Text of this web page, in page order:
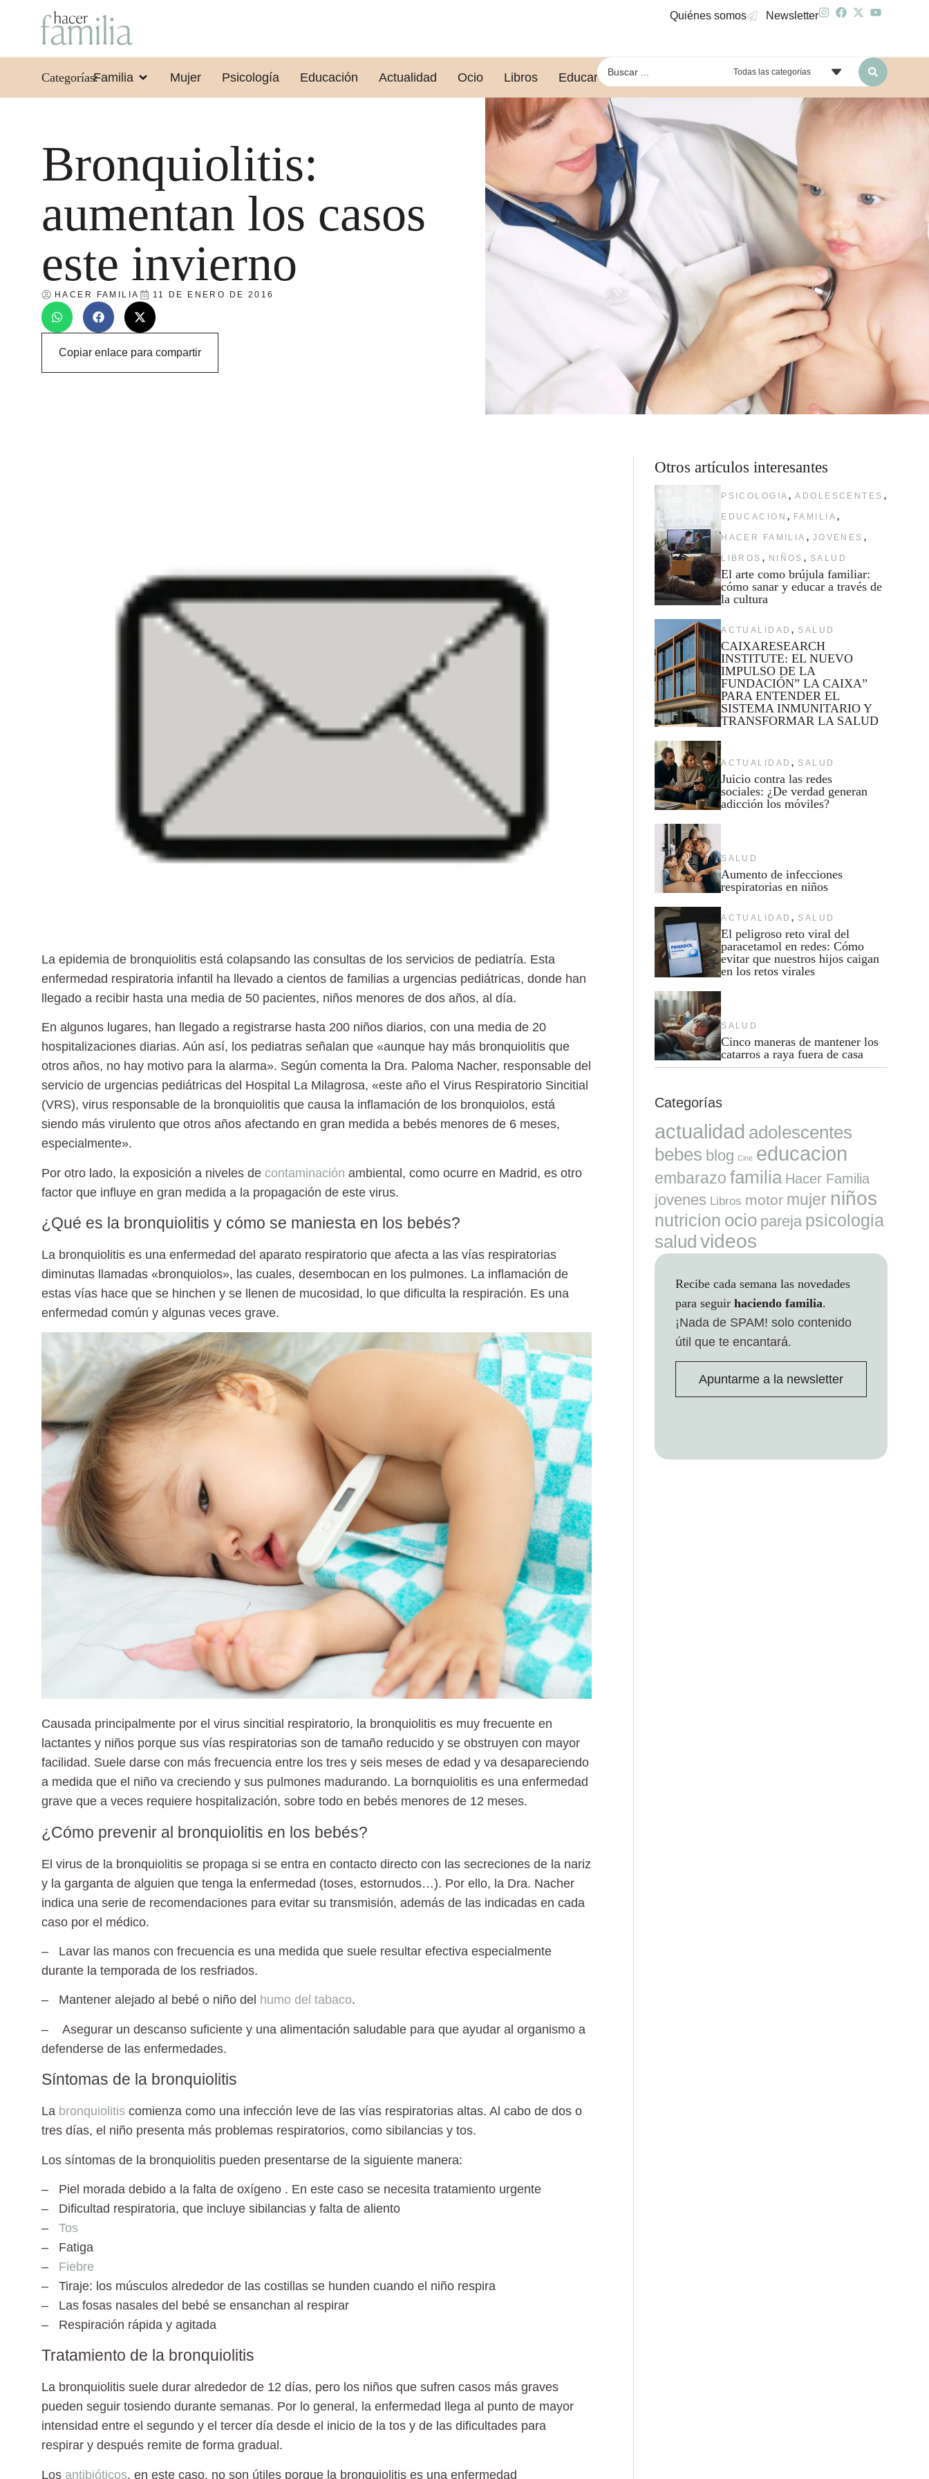
Quiénes somos Newsletter
Categorías:Familia Mujer Psicología Educación Actualidad Ocio Libros Educar leyendo Todas las categorías
Bronquiolitis:
aumentan los casos
este invierno
HACER FAMILIA 11 DE ENERO DE 2016
Copiar enlace para compartir
La epidemia de bronquiolitis está colapsando las consultas de los servicios de pediatría. Esta
enfermedad respiratoria infantil ha llevado a cientos de familias a urgencias pediátricas, donde han
llegado a recibir hasta una media de 50 pacientes, niños menores de dos años, al día.
En algunos lugares, han llegado a registrarse hasta 200 niños diarios, con una media de 20
hospitalizaciones diarias. Aún así, los pediatras señalan que «aunque hay más bronquiolitis que
otros años, no hay motivo para la alarma». Según comenta la Dra. Paloma Nacher, responsable del
servicio de urgencias pediátricas del Hospital La Milagrosa, «este año el Virus Respiratorio Sincitial
(VRS), virus responsable de la bronquiolitis que causa la inflamación de los bronquiolos, está
siendo más virulento que otros años afectando en gran medida a bebés menores de 6 meses,
especialmente».
Por otro lado, la exposición a niveles de contaminación ambiental, como ocurre en Madrid, es otro
factor que influye en gran medida a la propagación de este virus.
¿Qué es la bronquiolitis y cómo se maniesta en los bebés?
La bronquiolitis es una enfermedad del aparato respiratorio que afecta a las vías respiratorias
diminutas llamadas «bronquiolos», las cuales, desembocan en los pulmones. La inflamación de
estas vías hace que se hinchen y se llenen de mucosidad, lo que dificulta la respiración. Es una
enfermedad común y algunas veces grave.
Causada principalmente por el virus sincitial respiratorio, la bronquiolitis es muy frecuente en
lactantes y niños porque sus vías respiratorias son de tamaño reducido y se obstruyen con mayor
facilidad. Suele darse con más frecuencia entre los tres y seis meses de edad y va desapareciendo
a medida que el niño va creciendo y sus pulmones madurando. La bornquiolitis es una enfermedad
grave que a veces requiere hospitalización, sobre todo en bebés menores de 12 meses.
¿Cómo prevenir al bronquiolitis en los bebés?
El virus de la bronquiolitis se propaga si se entra en contacto directo con las secreciones de la nariz
y la garganta de alguien que tenga la enfermedad (toses, estornudos…). Por ello, la Dra. Nacher
indica una serie de recomendaciones para evitar su transmisión, además de las indicadas en cada
caso por el médico.
– Lavar las manos con frecuencia es una medida que suele resultar efectiva especialmente
durante la temporada de los resfriados.
– Mantener alejado al bebé o niño del humo del tabaco.
– Asegurar un descanso suficiente y una alimentación saludable para que ayudar al organismo a
defenderse de las enfermedades.
Síntomas de la bronquiolitis
La bronquiolitis comienza como una infección leve de las vías respiratorias altas. Al cabo de dos o
tres días, el niño presenta más problemas respiratorios, como sibilancias y tos.
Los síntomas de la bronquiolitis pueden presentarse de la siguiente manera:
– Piel morada debido a la falta de oxígeno . En este caso se necesita tratamiento urgente
– Dificultad respiratoria, que incluye sibilancias y falta de aliento
– Tos
– Fatiga
– Fiebre
– Tiraje: los músculos alrededor de las costillas se hunden cuando el niño respira
– Las fosas nasales del bebé se ensanchan al respirar
– Respiración rápida y agitada
Tratamiento de la bronquiolitis
La bronquiolitis suele durar alrededor de 12 días, pero los niños que sufren casos más graves
pueden seguir tosiendo durante semanas. Por lo general, la enfermedad llega al punto de mayor
intensidad entre el segundo y el tercer día desde el inicio de la tos y de las dificultades para
respirar y después remite de forma gradual.
Los antibióticos, en este caso, no son útiles porque la bronquiolitis es una enfermedad
Otros artículos interesantes
PSICOLOGIA , ADOLESCENTES ,
EDUCACION , FAMILIA ,
HACER FAMILIA , JOVENES ,
LIBROS , NIÑOS , SALUD
El arte como brújula familiar:
cómo sanar y educar a través de
la cultura
ACTUALIDAD , SALUD
CAIXARESEARCH
INSTITUTE: EL NUEVO
IMPULSO DE LA
FUNDACIÓN” LA CAIXA”
PARA ENTENDER EL
SISTEMA INMUNITARIO Y
TRANSFORMAR LA SALUD
ACTUALIDAD , SALUD
Juicio contra las redes
sociales: ¿De verdad generan
adicción los móviles?
SALUD
Aumento de infecciones
respiratorias en niños
ACTUALIDAD , SALUD
El peligroso reto viral del
paracetamol en redes: Cómo
evitar que nuestros hijos caigan
en los retos virales
SALUD
Cinco maneras de mantener los
catarros a raya fuera de casa
Categorías
actualidad adolescentes
bebes blog Cine educacion
embarazo familia Hacer Familia
jovenes Libros motor mujer niños
nutricion ocio pareja psicologia
salud videos
Recibe cada semana las novedades
para seguir haciendo familia.
¡Nada de SPAM! solo contenido
útil que te encantará.
Apuntarme a la newsletter